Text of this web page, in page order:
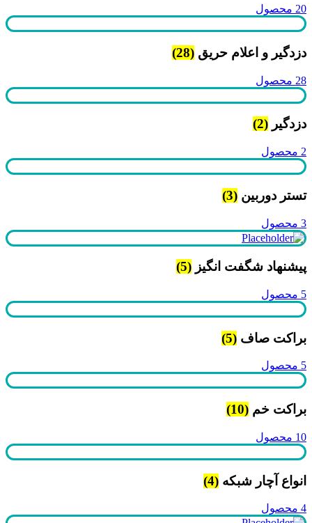
20 محصول
دزدگیر و اعلام حریق (28)
28 محصول
دزدگیر (2)
2 محصول
تستر دوربین (3)
3 محصول
پیشنهاد شگفت انگیز (5)
5 محصول
براکت صاف (5)
5 محصول
براکت خم (10)
10 محصول
انواع آچار شبکه (4)
4 محصول